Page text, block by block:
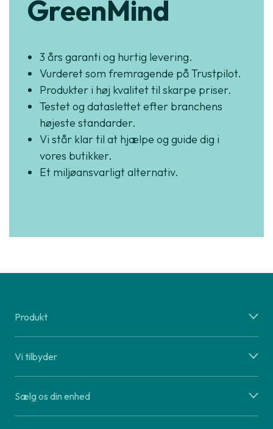
GreenMind
3 års garanti og hurtig levering.
Vurderet som fremragende på Trustpilot.
Produkter i høj kvalitet til skarpe priser.
Testet og dataslettet efter branchens
højeste standarder.
Vi står klar til at hjælpe og guide dig i
vores butikker.
Et miljøansvarligt alternativ.
Produkt
Vi tilbyder
Sælg os din enhed